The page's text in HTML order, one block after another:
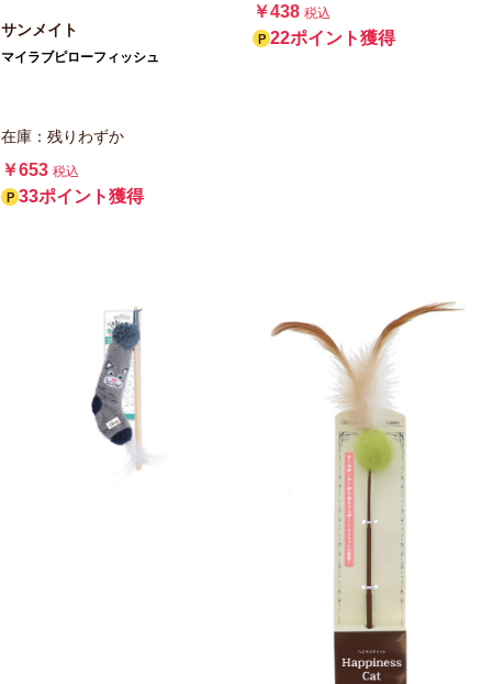
サンメイト
マイラブピローフィッシュ
在庫：残りわずか
￥653 税込
33ポイント獲得
￥438 税込
22ポイント獲得